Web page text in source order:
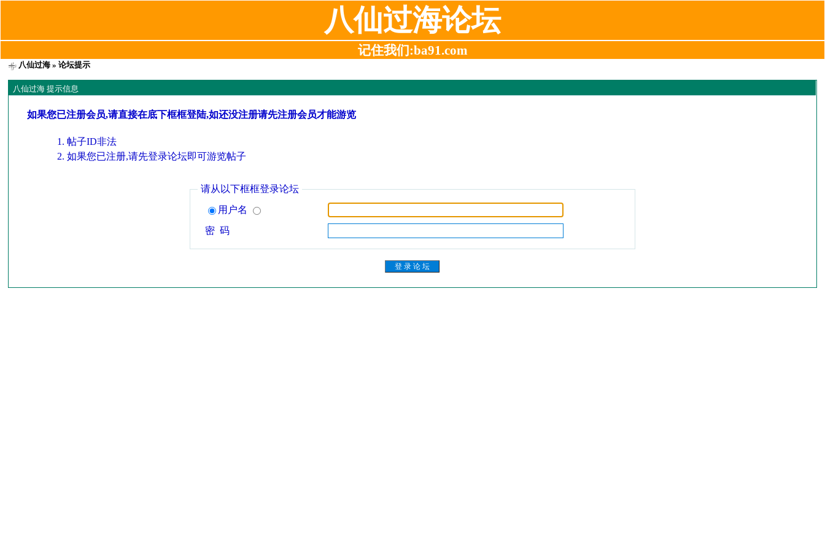
八仙过海论坛
记住我们:ba91.com
八仙过海 » 论坛提示
八仙过海 提示信息
如果您已注册会员,请直接在底下框框登陆,如还没注册请先注册会员才能游览
帖子ID非法
如果您已注册,请先登录论坛即可游览帖子
请从以下框框登录论坛
用户名
密 码